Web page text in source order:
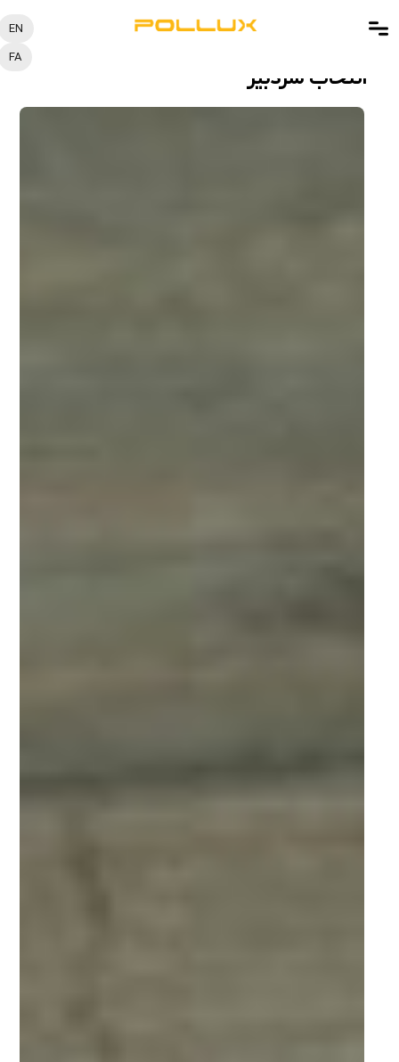
EN
FA
انتخاب سردبیر